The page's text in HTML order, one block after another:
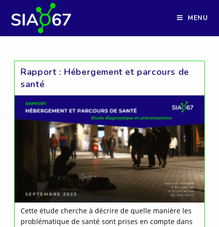
MENU
Rapport : Hébergement et parcours de
santé
Cette étude cherche à décrire de quelle manière les
problématique de santé sont prises en compte dans